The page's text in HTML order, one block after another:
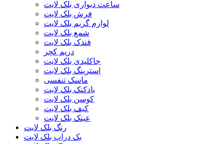
ساعت دیواری بلک لایت
فرش بلک لایت
لوازم گریم بلک لایت
شمع بلک لایت
فندک بلک لایت
دریم کچر
جاکلیدی بلک لایت
استرینگ بلک لایت
ماسک تنفسی
بادکنک بلک لایت
کوسن بلک لایت
کیف بلک لایت
عینک بلک لایت
رنگ بلک لایت
بک دراپ بلک لایت